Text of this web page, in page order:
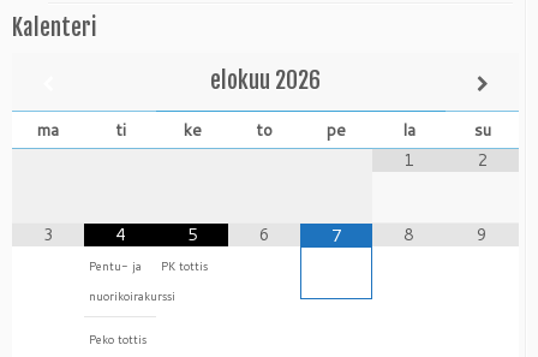
Kalenteri
elokuu 2026
ma ti ke to pe la
su
1
2
3 4
Pentu- ja
nuorikoirakurssi
Peko tottis
5
PK tottis
6 7 8 9